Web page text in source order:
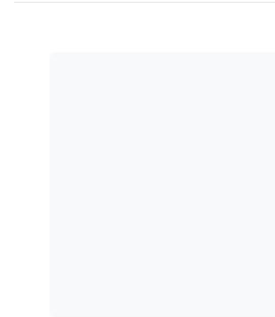
sustentação oral durante a sessão de